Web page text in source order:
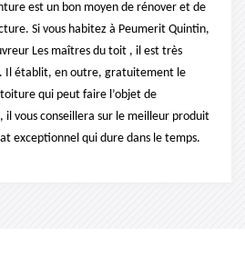
est un bon moyen de rénover et de
Si vous habitez à Peumerit Quintin,
Les maîtres du toit , il est très
Il établit, en outre, gratuitement le
qui peut faire l’objet de
il vous conseillera sur le meilleur produit
exceptionnel qui dure dans le temps.